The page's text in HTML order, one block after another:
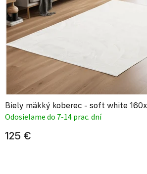
Biely mäkký koberec - soft white
Odosielame do 7-14 prac. dní
125 €